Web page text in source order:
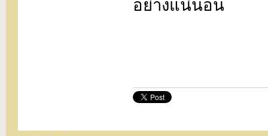
อย่างแน่นอน